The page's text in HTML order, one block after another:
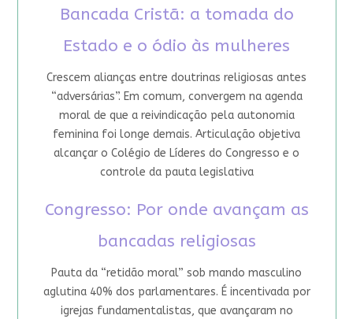
Bancada Cristã: a tomada do
Estado e o ódio às mulheres
Crescem alianças entre doutrinas religiosas antes
“adversárias”. Em comum, convergem na agenda
moral de que a reivindicação pela autonomia
feminina foi longe demais. Articulação objetiva
alcançar o Colégio de Líderes do Congresso e o
controle da pauta legislativa
Congresso: Por onde avançam as
bancadas religiosas
Pauta da “retidão moral” sob mando masculino
aglutina 40% dos parlamentares. É incentivada por
igrejas fundamentalistas, que avançaram no